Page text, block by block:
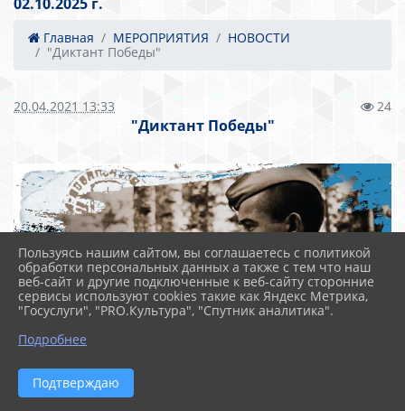
Главная МЕРОПРИЯТИЯ
НОВОСТИ
"Диктант Победы"
20.04.2021 13:33 24
"Диктант Победы"
Департамент государственной политики в сфере
Пользуясь нашим сайтом, вы соглашаетесь с политикой
обработки персональных данных а также с тем что наш
веб-сайт и другие подключенные к веб-сайту сторонние
сервисы используют cookies такие как Яндекс Метрика,
"Госуслуги", "PRO.Культура", "Спутник аналитика".
Подробнее
Подтверждаю